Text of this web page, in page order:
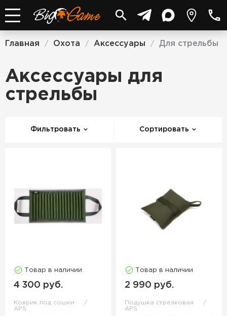
Главная / Охота / Аксессуары / Для стрельбы
Аксессуары для
стрельбы
Фильтровать Сортировать
Товар в наличии
4 300 руб.
Коврик под сошки
APS
Товар в наличии
2 990 руб.
Подушка стрелковая
APS